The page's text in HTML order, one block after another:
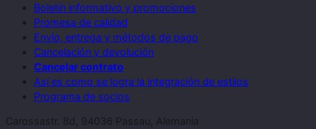
Boletín informativo y promociones
Promesa de calidad
Envío, entrega y métodos de pago
Cancelación y devolución
Cancelar contrato
Así es como se logra la integración de estilos
Programa de socios
Carossastr. 8d, 94036 Passau, Alemania